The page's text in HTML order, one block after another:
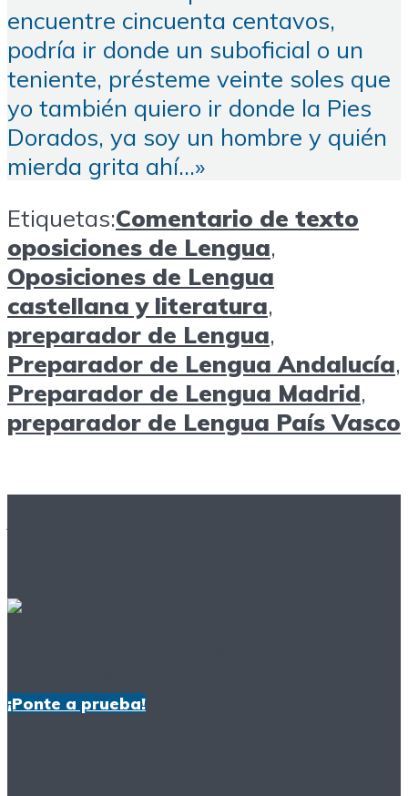
encuentre cincuenta centavos,
podría ir donde un suboficial o un
teniente, présteme veinte soles que
yo también quiero ir donde la Pies
Dorados, ya soy un hombre y quién
mierda grita ahí…»
Etiquetas:Comentario de texto
oposiciones de Lengua,
Oposiciones de Lengua
castellana y literatura,
preparador de Lengua,
Preparador de Lengua Andalucía,
Preparador de Lengua Madrid,
preparador de Lengua País Vasco
¡Ponte a prueba!